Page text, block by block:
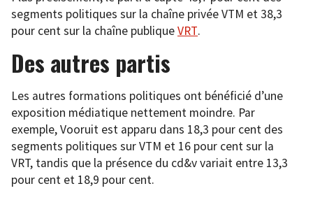
segments politiques sur la chaîne privée VTM et 38,3
pour cent sur la chaîne publiqueVRT.
Des autres partis
Les autres formations politiques ont bénéficié d’une
exposition médiatique nettement moindre. Par
exemple, Vooruit est apparu dans 18,3 pour cent des
segments politiques sur VTM et 16 pour cent sur la
VRT, tandis que la présence du cd&v variait entre 13,3
pour cent et 18,9 pour cent.